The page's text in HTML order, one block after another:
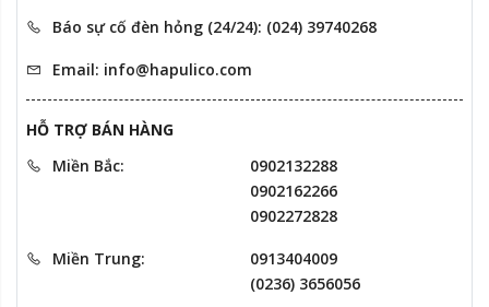
Báo sự cố đèn hỏng (24/24): (024) 39740268
Email: info@hapulico.com
HỖ TRỢ BÁN HÀNG
Miền Bắc:
0902132288
0902162266
0902272828
Miền Trung:
0913404009
(0236) 3656056